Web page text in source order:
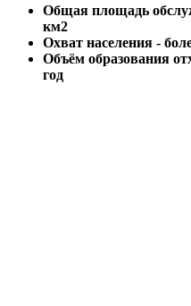
Общая площадь
км2
Охват населения -
Объём образования
год